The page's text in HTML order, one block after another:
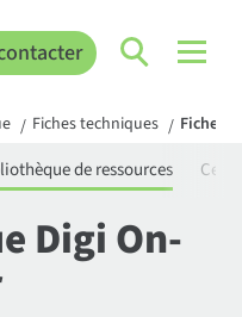
/ Fiches techniques / Fiche
de ressources
Digi On-